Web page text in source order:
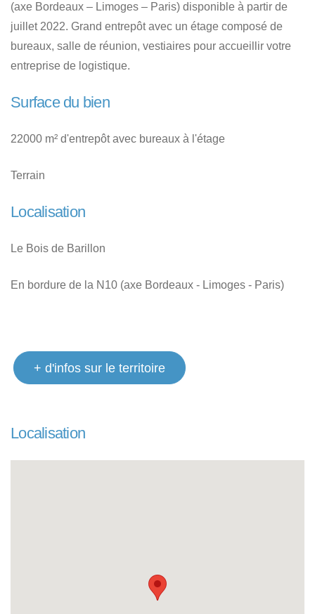
(axe Bordeaux – Limoges – Paris) disponible à partir de
juillet 2022. Grand entrepôt avec un étage composé de
bureaux, salle de réunion, vestiaires pour accueillir votre
entreprise de logistique.
Surface du bien
22000 m² d'entrepôt avec bureaux à l'étage
Terrain
Localisation
Le Bois de Barillon
En bordure de la N10 (axe Bordeaux - Limoges - Paris)
+ d'infos sur le territoire
Localisation